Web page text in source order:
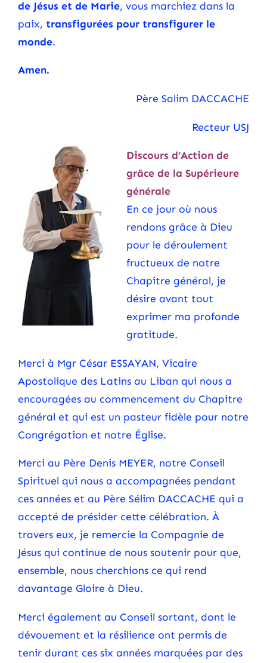
de Jésus et de Marie, vous marchiez dans la
paix, transfigurées pour transfigurer le
monde.
Amen.
Père Salim DACCACHE
Recteur USJ
Discours d’Action de
grâcede la Supérieure
générale
En ce jour où nous
rendons grâce à Dieu
pour le déroulement
fructueux de notre
Chapitre général, je
désire avant tout
exprimer ma profonde
gratitude.
Merci à Mgr César ESSAYAN, Vicaire
Apostolique des Latins au Liban qui nous a
encouragées au commencement du Chapitre
général et qui est un pasteur fidèle pour notre
Congrégation et notre Église.
Merci au Père Denis MEYER, notre Conseil
Spirituel qui nous a accompagnées pendant
ces années et au Père Sélim DACCACHE qui a
accepté de présider cette célébration. À
travers eux, je remercie la Compagnie de
Jésus qui continue de nous soutenir pour que,
ensemble, nous cherchions ce qui rend
davantage Gloire à Dieu.
Merci également au Conseil sortant, dont le
dévouement et la résilience ont permis de
tenir durant ces six années marquées par des